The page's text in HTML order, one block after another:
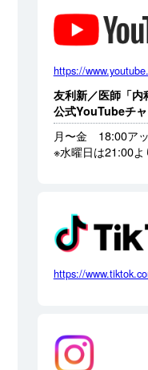
https://
友利新／医師「内
公式YouTubeチ
月〜金 18:00ア
※水曜日は21:00
https://